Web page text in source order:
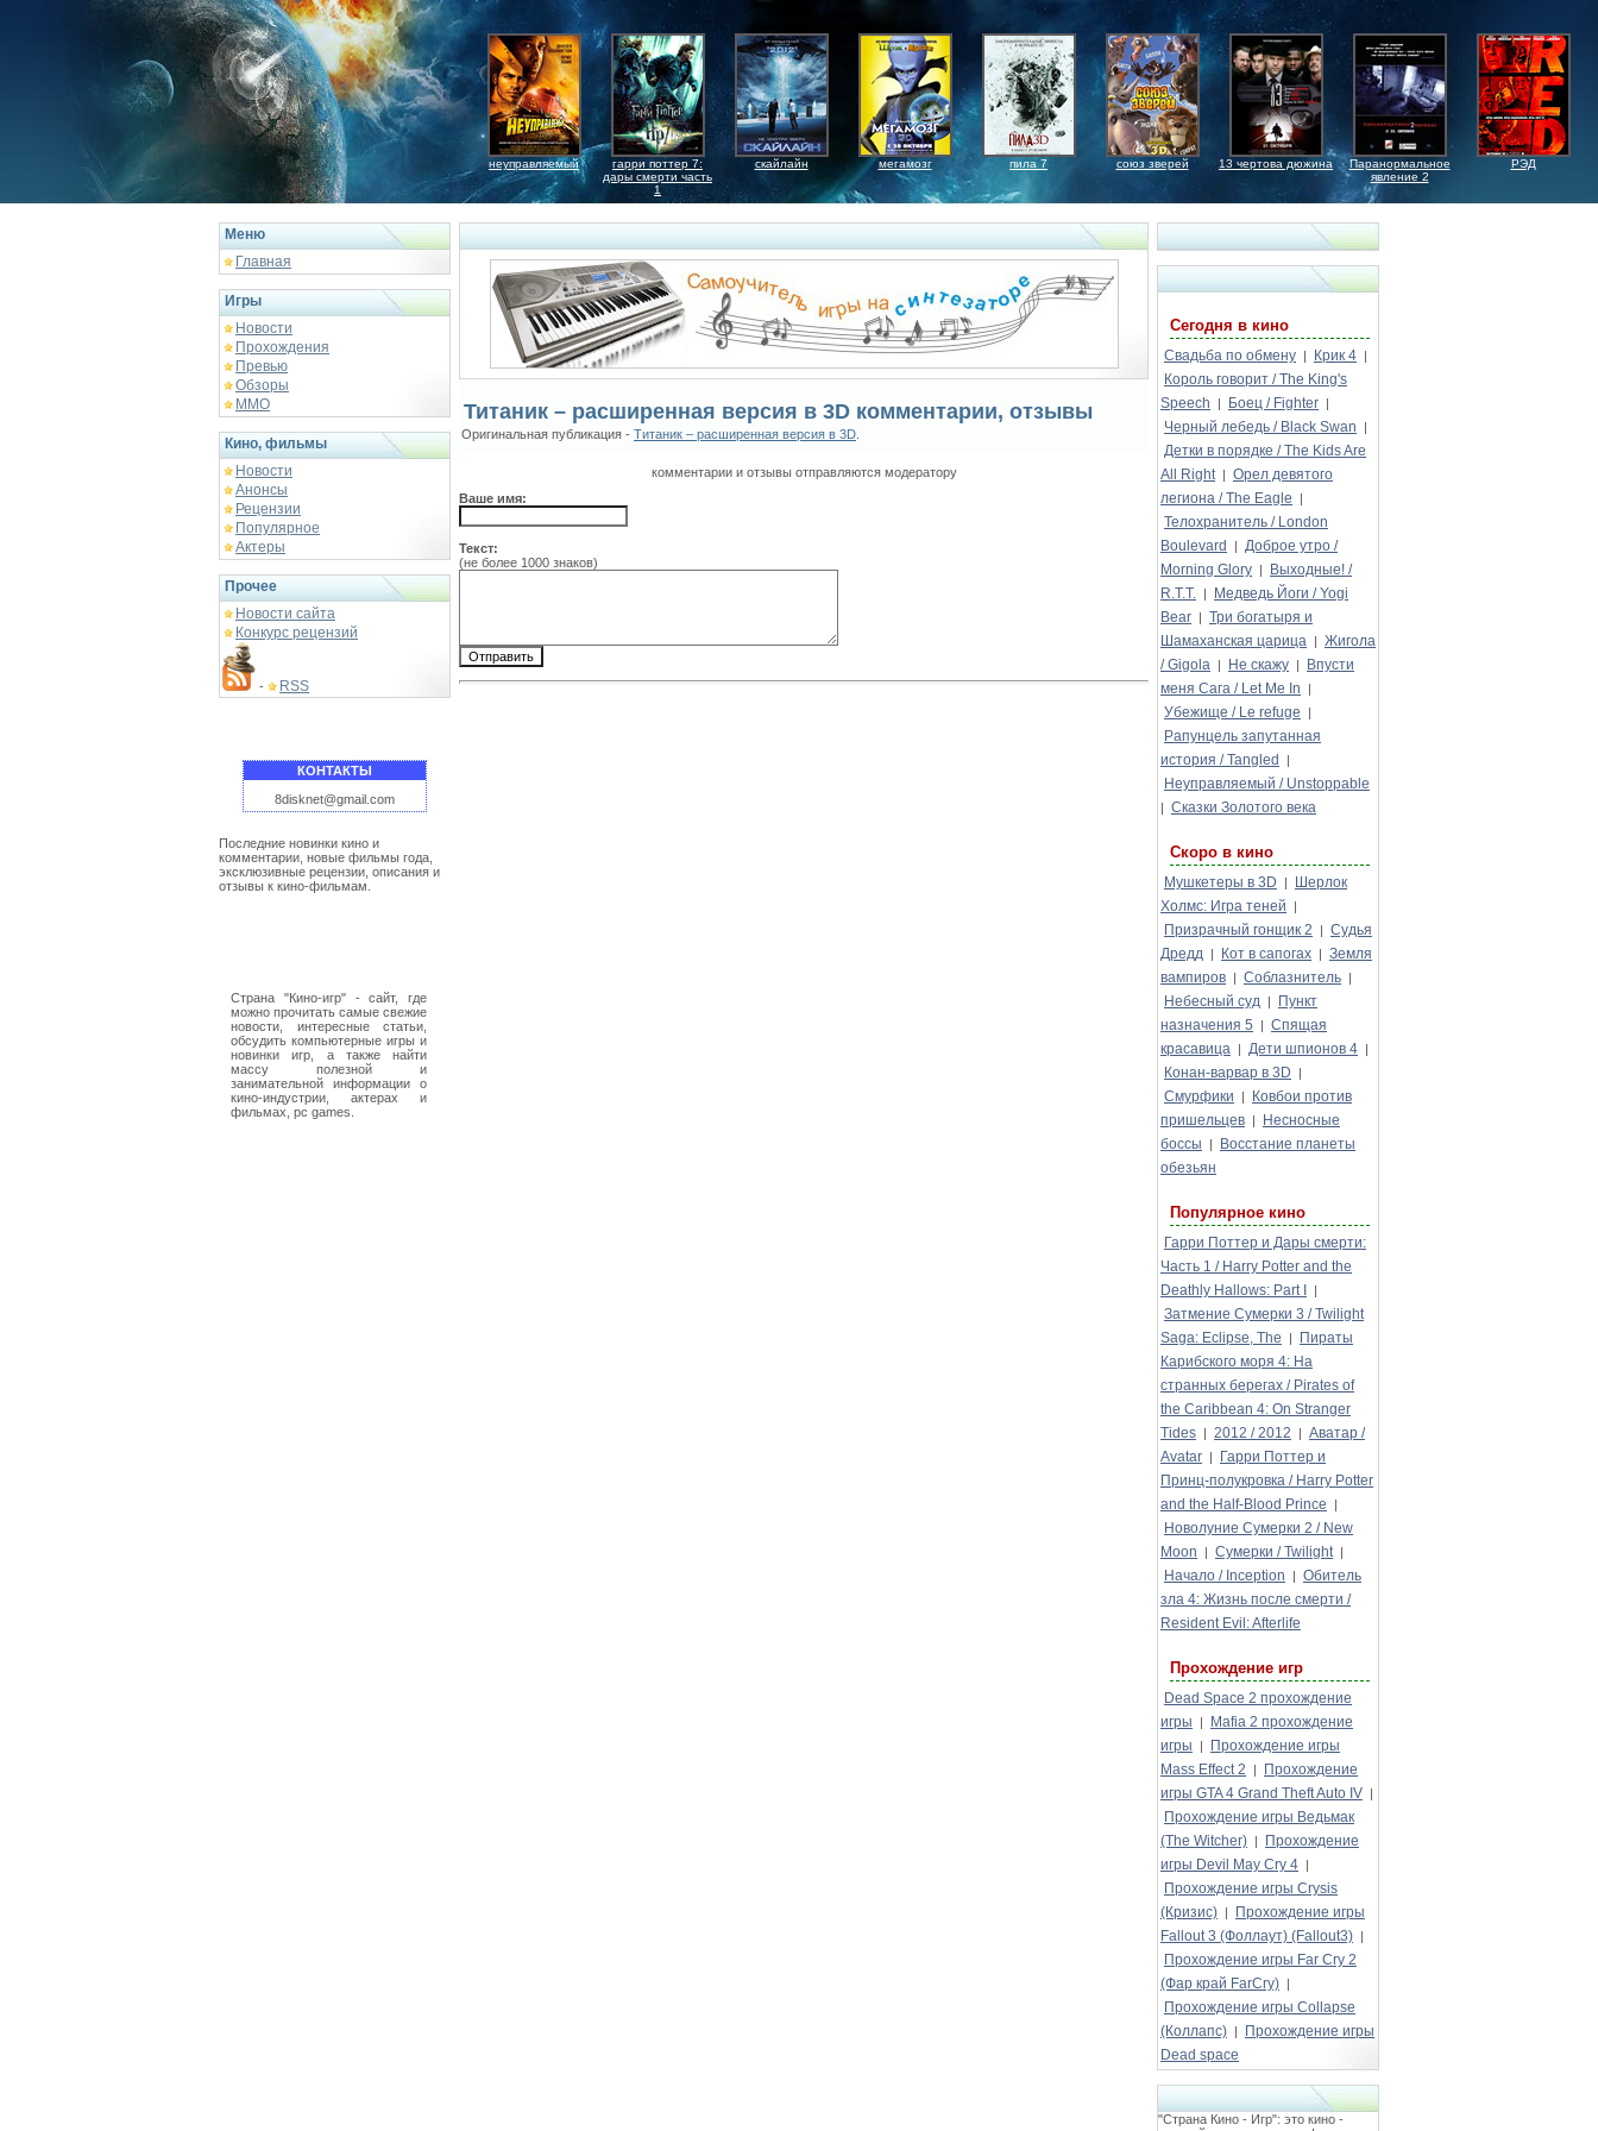
неуправляемый
гарри поттер 7:
дары смерти часть
1
скайлайн мегамозг пила 7 союз зверей 13 чертова дюжина
Паранормальное
явление 2
РЭД
Меню
Главная
Игры
Новости
Прохождения
Превью
Обзоры
ММО
Кино, фильмы
Новости
Анонсы
Рецензии
Популярное
Актеры
Прочее
Новости сайта
Конкурс рецензий
- RSS
КОНТАКТЫ
8disknet@gmail.com
Последние новинки кино и
комментарии, новые фильмы года,
эксклюзивные рецензии, описания и
отзывы к кино-фильмам.
Страна "Кино-игр" - сайт, где
можно прочитать самые свежие
новости, интересные статьи,
обсудить компьютерные игры и
новинки игр, а также найти
массу полезной и
занимательной информации о
кино-индустрии, актерах и
фильмах, pc games.
Титаник – расширенная версия в 3D комментарии, отзывы
Оригинальная публикация - Титаник – расширенная версия в 3D
комментарии и отзывы отправляются модератору
Ваше имя:
Текст:
(не более 1000 знаков)
Сегодня в кино
Свадьба по обмену | Крик 4 |
Король говорит / The King's
Speech
| Боец / Fighter |
Черный лебедь / Black Swan |
Детки в порядке / The Kids Are
All Right | Орел девятого
легиона / The Eagle
|
Телохранитель / London
Boulevard
| Доброе утро /
Morning Glory |
Выходные! /
R.T.T. |
Медведь Йоги / Yogi
Bear | Три богатыря и
Шамаханская царица | Жигола
/ Gigola | Не скажу |
Впусти
меня Сага / Let Me In
|
Убежище / Le refuge |
Рапунцель запутанная
история / Tangled
|
Неуправляемый / Unstoppable
| Сказки Золотого века
Скоро в кино
Мушкетеры в 3D |
Шерлок
Холмс: Игра теней
|
Призрачный гонщик 2 | Судья
Дредд | Кот в сапогах | Земля
вампиров | Соблазнитель |
Небесный суд |
Пункт
назначения 5
| Спящая
красавица | Дети шпионов 4 |
Конан-варвар в 3D |
Смурфики |
Ковбои против
пришельцев |
Несносные
боссы
|
Восстание планеты
обезьян
Популярное кино
Гарри Поттер и Дары смерти:
Часть 1 / Harry Potter and the
Deathly Hallows: Part I
|
Затмение Сумерки 3 / Twilight
Saga: Eclipse, The
|
Пираты
Карибского моря 4: На
странных берегах / Pirates of
the Caribbean 4: On Stranger
Tides | 2012 / 2012 | Аватар /
Avatar |
Гарри Поттер и
Принц-полукровка / Harry Potter
and the Half-Blood Prince
|
Новолуние Сумерки 2 / New
Moon
| Сумерки / Twilight |
Начало / Inception | Обитель
зла 4: Жизнь после смерти /
Resident Evil: Afterlife
Прохождение игр
Dead Space 2 прохождение
игры
|
Mafia 2 прохождение
игры
|
Прохождение игры
Mass Effect 2
|
Прохождение
игры GTA 4 Grand Theft Auto IV |
Прохождение игры Ведьмак
(The Witcher) |
Прохождение
игры Devil May Cry 4 |
Прохождение игры Crysis
(Кризис) |
Прохождение игры
Fallout 3 (Фоллаут) (Fallout3) |
Прохождение игры Far Cry 2
(Фар край FarCry) |
Прохождение игры Collapse
(Коллапс) |
Прохождение игры
Dead space
"Страна Кино - Игр": это кино -